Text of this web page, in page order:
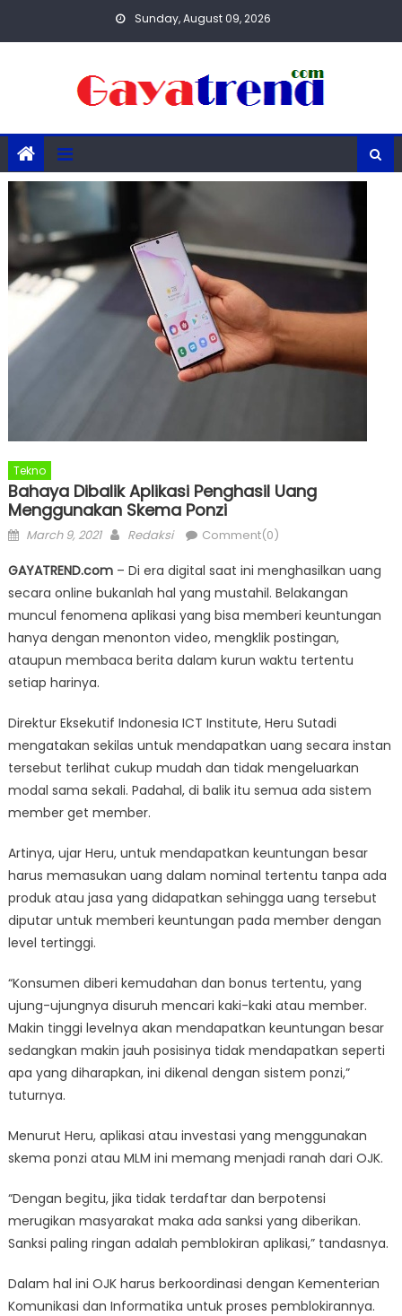
Sunday, August 09, 2026
Tekno
Bahaya Dibalik Aplikasi Penghasil Uang
Menggunakan Skema Ponzi
Posted
March 9, 2021 Author
Redaksi Comment(0)
GAYATREND.com– Di era digital saat ini menghasilkan uang
secara online bukanlah hal yang mustahil. Belakangan
muncul fenomena aplikasi yang bisa memberi keuntungan
hanya dengan menonton video, mengklik postingan,
ataupun membaca berita dalam kurun waktu tertentu
setiap harinya.
Direktur Eksekutif Indonesia ICT Institute, Heru Sutadi
mengatakan sekilas untuk mendapatkan uang secara instan
tersebut terlihat cukup mudah dan tidak mengeluarkan
modal sama sekali. Padahal, di balik itu semua ada sistem
member get member.
Artinya, ujar Heru, untuk mendapatkan keuntungan besar
harus memasukan uang dalam nominal tertentu tanpa ada
produk atau jasa yang didapatkan sehingga uang tersebut
diputar untuk memberi keuntungan pada member dengan
level tertinggi.
“Konsumen diberi kemudahan dan bonus tertentu, yang
ujung-ujungnya disuruh mencari kaki-kaki atau member.
Makin tinggi levelnya akan mendapatkan keuntungan besar
sedangkan makin jauh posisinya tidak mendapatkan seperti
apa yang diharapkan, ini dikenal dengan sistem ponzi,”
tuturnya.
Menurut Heru, aplikasi atau investasi yang menggunakan
skema ponzi atau MLM ini memang menjadi ranah dari OJK.
“Dengan begitu, jika tidak terdaftar dan berpotensi
merugikan masyarakat maka ada sanksi yang diberikan.
Sanksi paling ringan adalah pemblokiran aplikasi,” tandasnya.
Dalam hal ini OJK harus berkoordinasi dengan Kementerian
Komunikasi dan Informatika untuk proses pemblokirannya.